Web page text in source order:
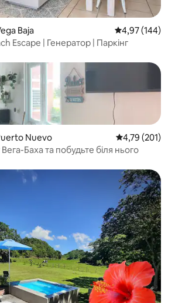
Baja Середня
4,97 (144)
Escape | Генератор | Паркінг
Nuevo Середня
4,79 (201)
Баха та побудьте біля нього